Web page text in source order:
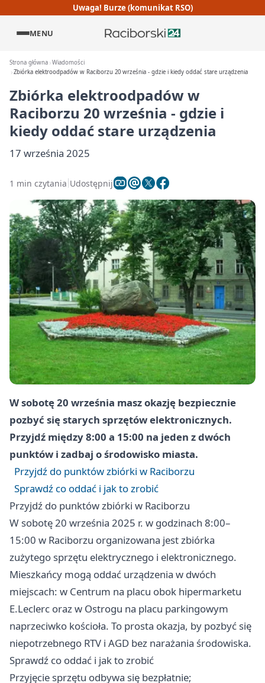
Uwaga! Burze (komunikat RSO)
MENU
Strona główna Wiadomości
Zbiórka elektroodpadów w Raciborzu 20 września - gdzie i kiedy oddać stare urządzenia
Zbiórka elektroodpadów w
Raciborzu 20 września - gdzie i
kiedy oddać stare urządzenia
17 września 2025
1 min czytania Udostępnij
W sobotę 20 września masz okazję bezpiecznie
pozbyć się starych sprzętów elektronicznych.
Przyjdź między 8:00 a 15:00 na jeden z dwóch
punktów i zadbaj o środowisko miasta.
Przyjdź do punktów zbiórki w Raciborzu
Sprawdź co oddać i jak to zrobić
Przyjdź do punktów zbiórki w Raciborzu
W sobotę 20 września 2025 r. w godzinach 8:00–
15:00 w Raciborzu organizowana jest zbiórka
zużytego sprzętu elektrycznego i elektronicznego.
Mieszkańcy mogą oddać urządzenia w dwóch
miejscach: w Centrum na placu obok hipermarketu
E.Leclerc oraz w Ostrogu na placu parkingowym
naprzeciwko kościoła. To prosta okazja, by pozbyć się
niepotrzebnego RTV i AGD bez narażania środowiska.
Sprawdź co oddać i jak to zrobić
Przyjęcie sprzętu odbywa się bezpłatnie;